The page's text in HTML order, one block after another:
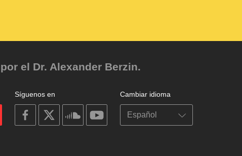
el Dr. Alexander Berzin.
Cambiar idioma
Síguenos en
on
facebook
on
on
soundcloudyoutube